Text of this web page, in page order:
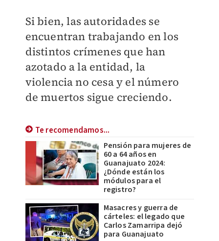
Si bien, las autoridades se
encuentran trabajando en los
distintos crímenes que han
azotado a la entidad, la
violencia no cesa y el número
de muertos sigue creciendo.
Te recomendamos...
Pensión para mujeres de
60 a 64 años en
Guanajuato 2024:
¿Dónde están los
módulos para el
registro?
Masacres y guerra de
cárteles: el legado que
Carlos Zamarripa dejó
para Guanajuato